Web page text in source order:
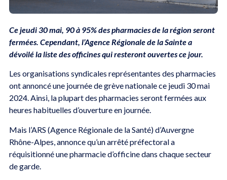
Ce jeudi 30 mai, 90 à 95% des pharmacies de la région seront
fermées. Cependant, l’Agence Régionale de la Sainte a
dévoilé la liste des officines qui resteront ouvertes ce jour.
Les organisations syndicales représentantes des pharmacies
ont annoncé une journée de grève nationale ce jeudi 30 mai
2024. Ainsi, la plupart des pharmacies seront fermées aux
heures habituelles d’ouverture en journée.
Mais l’ARS (Agence Régionale de la Santé) d’Auvergne
Rhône-Alpes, annonce qu’un arrêté préfectoral a
réquisitionné une pharmacie d’officine dans chaque secteur
de garde.